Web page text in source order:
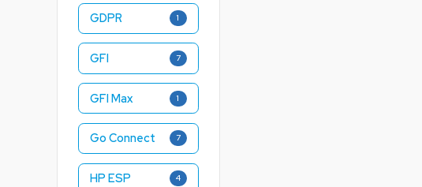
GDPR 1
GFI 7
GFI Max 1
Go Connect 7
HP ESP 4